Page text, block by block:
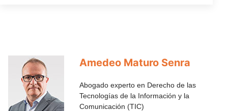
Amedeo Maturo Senra
Abogado experto en Derecho de las
Tecnologías de la Información y la
Comunicación (TIC)